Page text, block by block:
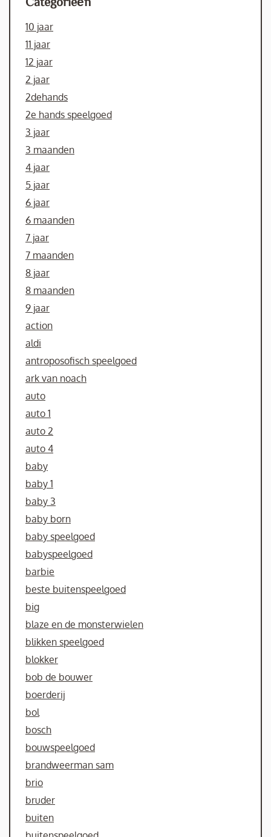
10 jaar
11 jaar
12 jaar
2 jaar
2dehands
2e hands speelgoed
3 jaar
3 maanden
4 jaar
5 jaar
6 jaar
6 maanden
7 jaar
7 maanden
8 jaar
8 maanden
9 jaar
action
aldi
antroposofisch speelgoed
ark van noach
auto
auto 1
auto 2
auto 4
baby
baby 1
baby 3
baby born
baby speelgoed
babyspeelgoed
barbie
beste buitenspeelgoed
big
blaze en de monsterwielen
blikken speelgoed
blokker
bob de bouwer
boerderij
bol
bosch
bouwspeelgoed
brandweerman sam
brio
bruder
buiten